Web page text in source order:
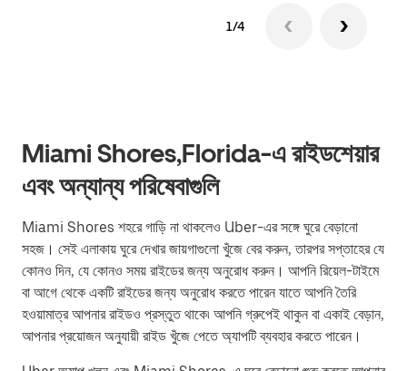
1/4
Miami Shores,Florida-এ রাইডশেয়ার
এবং অন্যান্য পরিষেবাগুলি
Miami Shores শহরে গাড়ি না থাকলেও Uber-এর সঙ্গে ঘুরে বেড়ানো
সহজ। সেই এলাকায় ঘুরে দেখার জায়গাগুলো খুঁজে বের করুন, তারপর সপ্তাহের যে
কোনও দিন, যে কোনও সময় রাইডের জন্য অনুরোধ করুন। আপনি রিয়েল-টাইমে
বা আগে থেকে একটি রাইডের জন্য অনুরোধ করতে পারেন যাতে আপনি তৈরি
হওয়ামাত্র আপনার রাইডও প্রস্তুত থাকে৷ আপনি গ্রুপেই থাকুন বা একাই বেড়ান,
আপনার প্রয়োজন অনুযায়ী রাইড খুঁজে পেতে অ্যাপটি ব্যবহার করতে পারেন।